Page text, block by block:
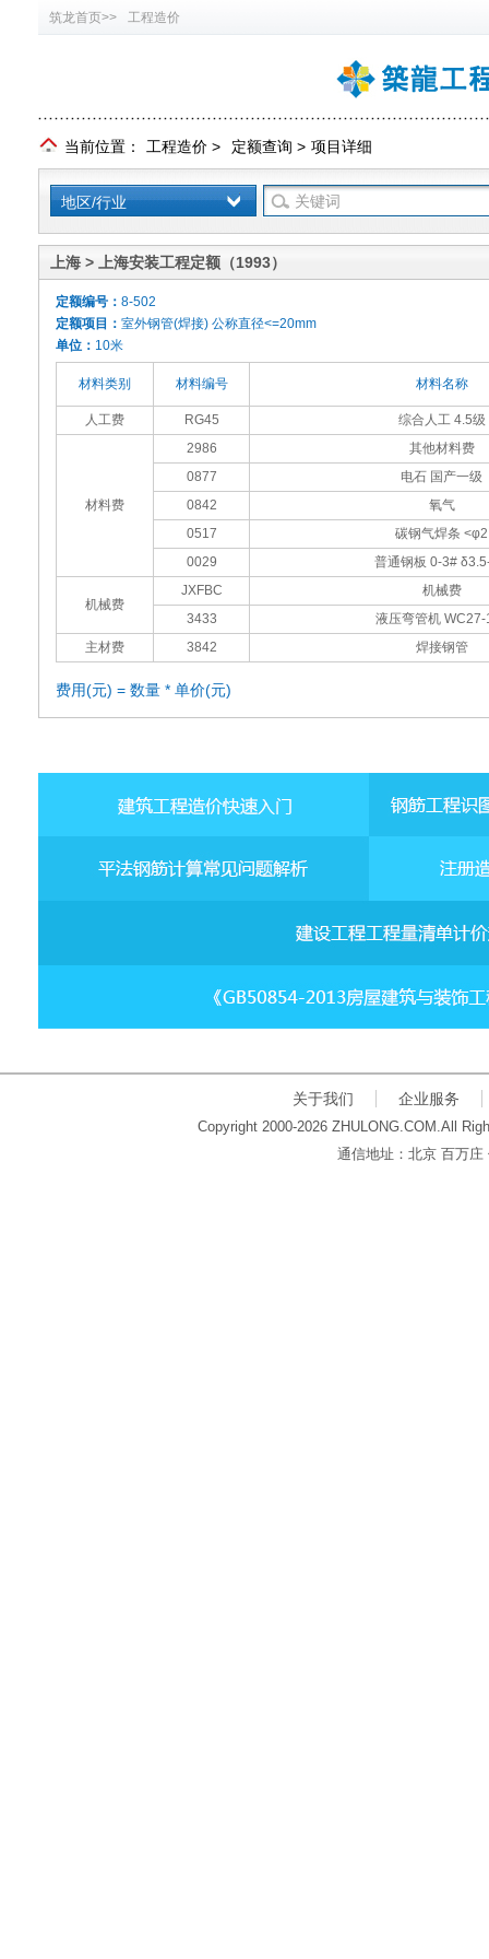
筑龙首页>> 工程造价
当前位置： 工程造价 > 定额查询 > 项目详细
地区/行业
上海 > 上海安装工程定额（1993）
定额编号： 8-502
定额项目： 室外钢管(焊接) 公称直径<=20mm
单位： 10米
材料类别 材料编号 材料名称
人工费 RG45 综合人工 4.5级
材料费
2986
其他材料费
0877
电石 国产一级
0842
氧气
0517
碳钢气焊条 <φ2
0029
普通钢板 0-3#
机械费
JXFBC
机械费
3433
液压弯管机 WC27-
主材费
3842 焊接钢管
费用(元) = 数量 * 单价(元)
关于我们 企业服务
Copyright 2000-2026 ZHULONG.COM.All
通信地址：北京 百万